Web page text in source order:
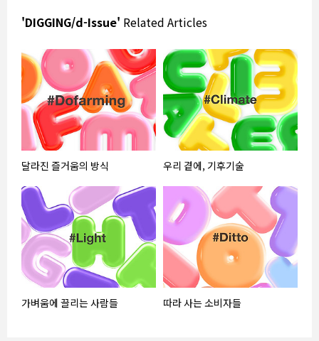
'DIGGING/d-Issue' Related Articles
달라진 즐거움의 방식 우리 곁에, 기후기술
가벼움에 끌리는 사람들 따라 사는 소비자들